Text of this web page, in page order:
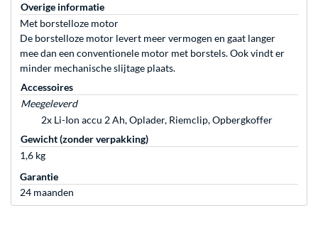
Overige informatie
Met borstelloze motor
De borstelloze motor levert meer vermogen en gaat langer
mee dan een conventionele motor met borstels. Ook vindt er
minder mechanische slijtage plaats.
Accessoires
Meegeleverd
2x Li-Ion accu 2 Ah, Oplader, Riemclip, Opbergkoffer
Gewicht (zonder verpakking)
1,6 kg
Garantie
24 maanden